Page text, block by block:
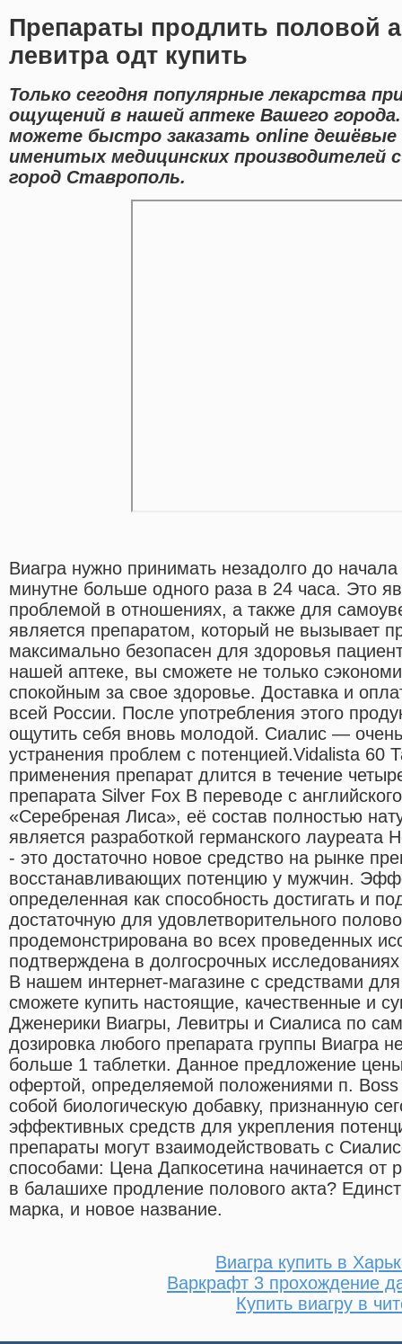
Препараты продлить половой
левитра одт купить
Только сегодня популярные лекарства
ощущений в нашей аптеке Вашего
можете быстро заказать online дешёвые
именитых медицинских производителей
город Ставрополь.
Виагра нужно принимать незадолго до
минутне больше одного раза в 24 часа. Это
проблемой в отношениях, а также для
является препаратом, который не вызывает
максимально безопасен для здоровья
нашей аптеке, вы сможете не только
спокойным за свое здоровье. Доставка и
всей России. После употребления этого
ощутить себя вновь молодой. Сиалис —
устранения проблем с потенцией.Vidalista
применения препарат длится в течение
препарата Silver Fox В переводе с
«Серебреная Лиса», её состав полностью
является разработкой германского
- это достаточно новое средство на рынке
восстанавливающих потенцию у мужчин.
определенная как способность достигать и
достаточную для удовлетворительного
продемонстрирована во всех проведенных
подтверждена в долгосрочных
В нашем интернет-магазине с средствами
сможете купить настоящие, качественные и
Дженерики Виагры, Левитры и Сиалиса по
дозировка любого препарата группы Виагра
больше 1 таблетки. Данное предложение
офертой, определяемой положениями п. Boss
собой биологическую добавку, признанную
эффективных средств для укрепления
препараты могут взаимодействовать с
способами: Цена Дапкосетина начинается от
в балашихе продление полового акта?
марка, и новое название.
Виагра купить в
Варкрафт 3 прохождение
Купить виагру в